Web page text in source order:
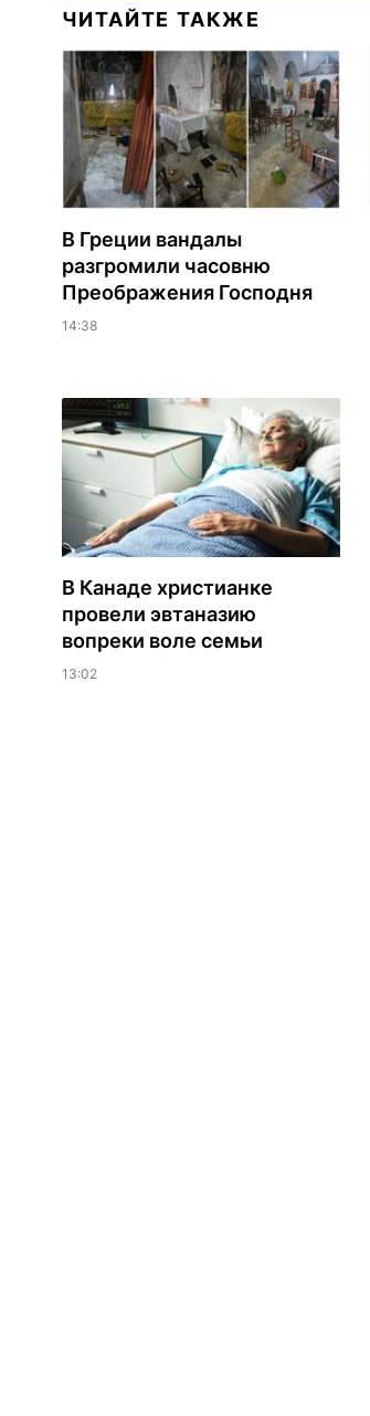
ЧИТАЙТЕ ТАКЖЕ
В Греции вандалы
разгромили часовню
Преображения Господня
14:38
В Канаде христианке
провели эвтаназию
вопреки воле семьи
13:02